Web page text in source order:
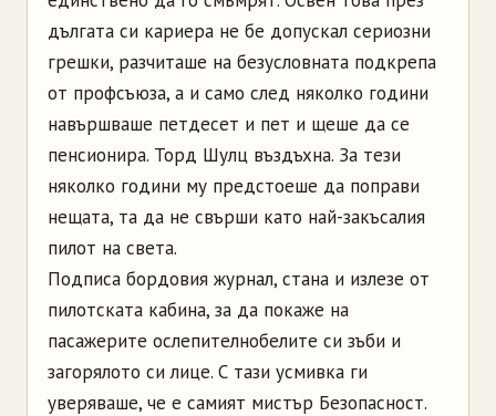
дългата си кариера не бе допускал сериозни
грешки, разчиташе на безусловната подкрепа
от профсъюза, а и само след няколко години
навършваше петдесет и пет и щеше да се
пенсионира. Торд Шулц въздъхна. За тези
няколко години му предстоеше да поправи
нещата, та да не свърши като най-закъсалия
пилот на света.
Подписа бордовия журнал, стана и излезе от
пилотската кабина, за да покаже на
пасажерите ослепителнобелите си зъби и
загорялото си лице. С тази усмивка ги
уверяваше, че е самият мистър Безопасност.